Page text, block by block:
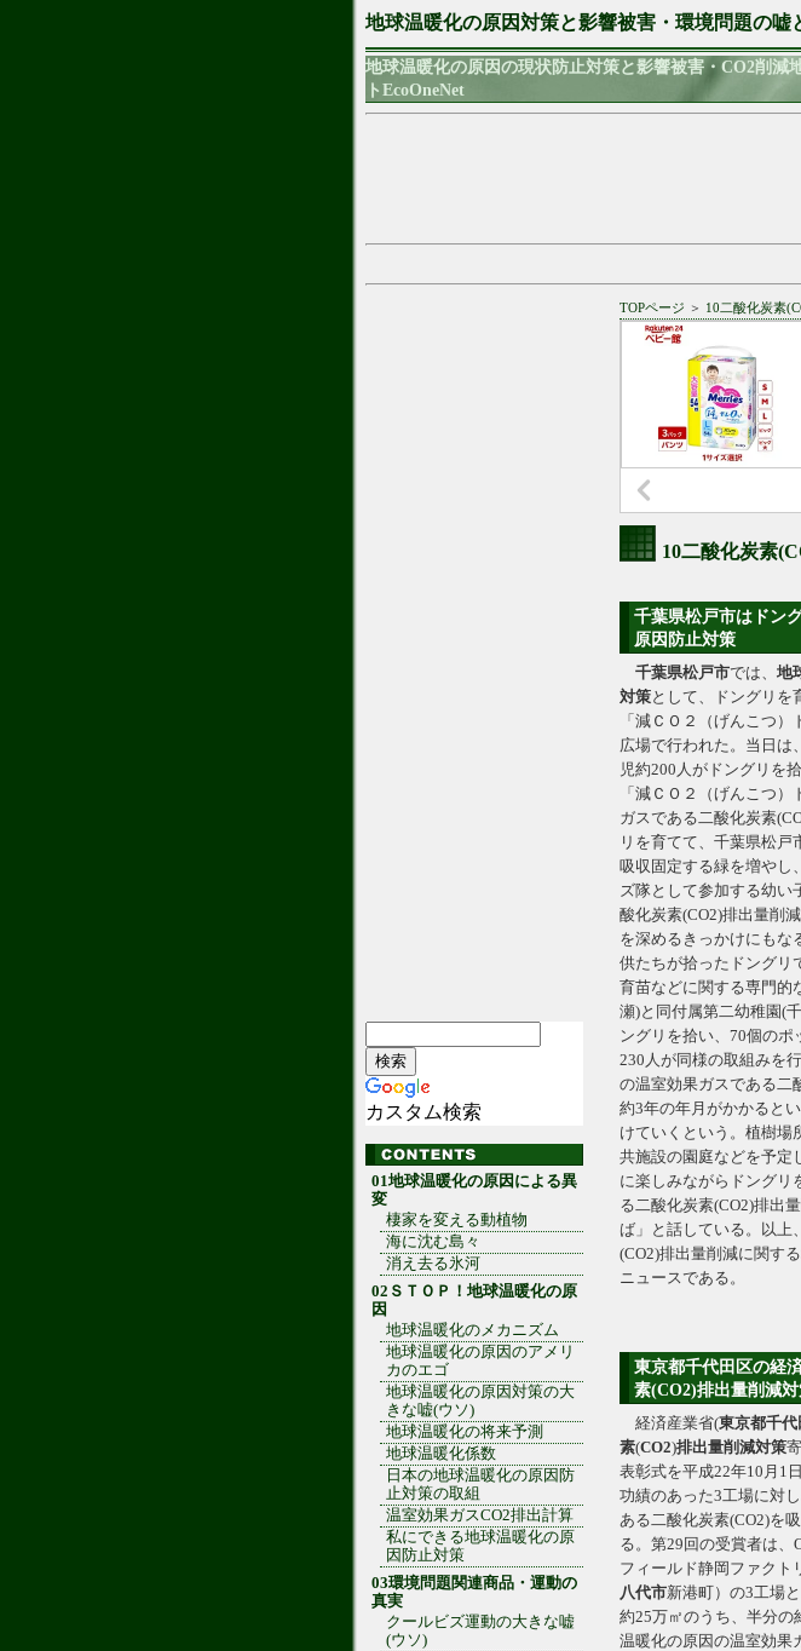
地球温暖化の原因対策と影響被害・環境問題の嘘
地球温暖化の原因の現状防止対策と影響被害・CO2削
トEcoOneNet
TOPページ ＞ 10二酸化炭素
10二酸化炭素
千葉県松戸市はドン
原因防止対策
千葉県松戸市では、 地
対策として、ドングリを
「減ＣＯ２（げんこつ
広場で行われた。当日は
児約200人がドングリを
「減ＣＯ２（げんこつ
ガスである二酸化炭素
リを育てて、千葉県松戸
吸収固定する緑を増やし
ズ隊として参加する幼い
酸化炭素(CO2)排出量削
を深めるきっかけにもな
供たちが拾ったドングリ
育苗などに関する専門的
瀬)と同付属第二幼稚園(
ングリを拾い、70個の
230人が同様の取組みを
の温室効果ガスである二
約3年の年月がかかると
けていくという。植樹場
共施設の園庭などを予定
に楽しみながらドングリ
る二酸化炭素(CO2)排出
ば」と話している。以上
(CO2)排出量削減に関す
ニュースである。
東京都千代田区の経
素(CO2)排出量削減
経済産業省(東京都千代
素(CO2)排出量削減対策
表彰式を平成22年10月1
功績のあった3工場に対
ある二酸化炭素(CO2)を
る。第29回の受賞者は、
フィールド静岡ファクト
八代市新港町）の3工場
約25万㎡のうち、半分の
温暖化の原因の温室効果
カスタム検索
01地球温暖化の原因による異
変
棲家を変える動植物
海に沈む島々
消え去る氷河
02ＳＴＯＰ！地球温暖化の原
因
地球温暖化のメカニズム
地球温暖化の原因のアメリ
カのエゴ
地球温暖化の原因対策の大
きな嘘(ウソ)
地球温暖化の将来予測
地球温暖化係数
日本の地球温暖化の原因防
止対策の取組
温室効果ガスCO2排出計算
私にできる地球温暖化の原
因防止対策
03環境問題関連商品・運動の
真実
クールビズ運動の大きな嘘
(ウソ)